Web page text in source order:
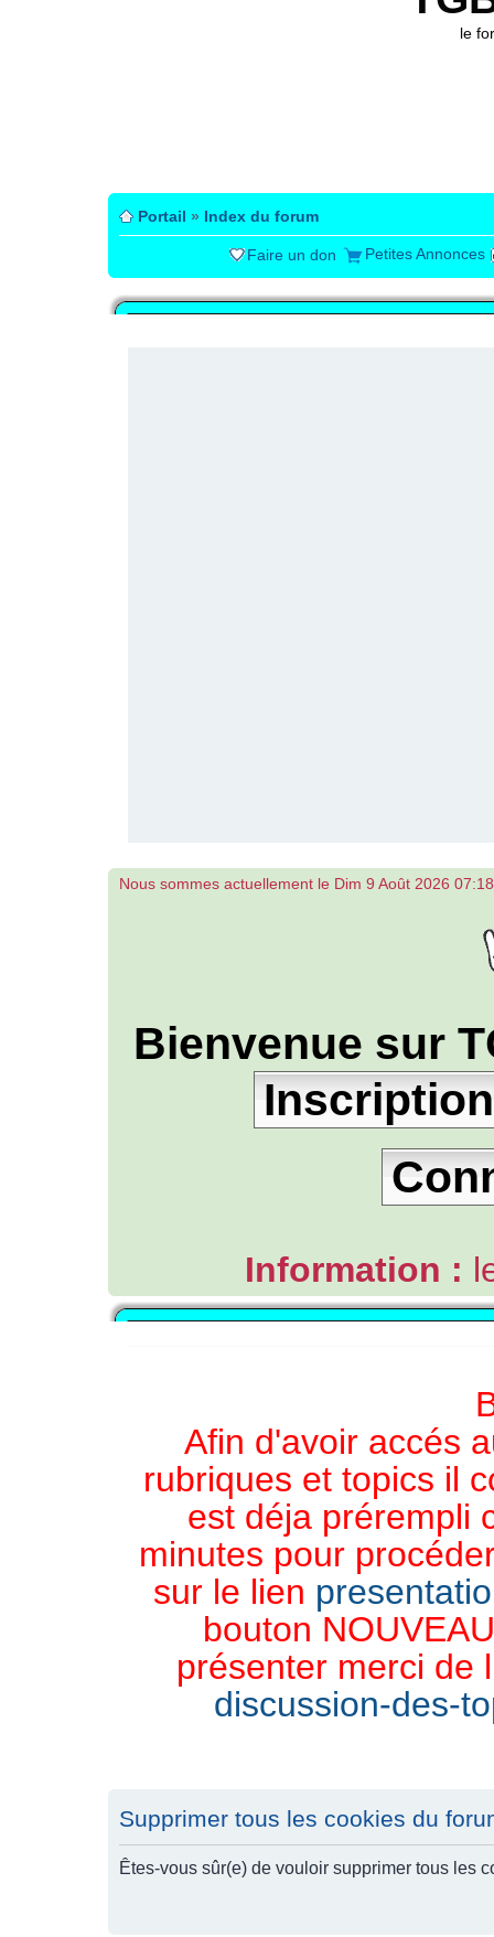
le
Portail » Index du forum
Faire un don Petites Annonces
Nous sommes actuellement le Dim 9 Août 2026 07:18
Bienvenue sur
Inscription
Information :
Afin d'avoir accés
rubriques et topics il
est déja prérempli
minutes pour
sur le lien
bouton
présenter merci de
discussion-des-
Supprimer tous les cookies du
Êtes-vous sûr(e) de vouloir supprimer tous les